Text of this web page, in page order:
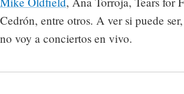
Cedrón, entre otros. A ver si puede
no voy a conciertos en vivo.